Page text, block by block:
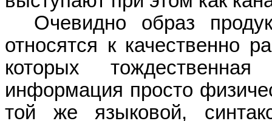
Очевидно образ
относятся к качественно
которых
информация просто
той же языковой,